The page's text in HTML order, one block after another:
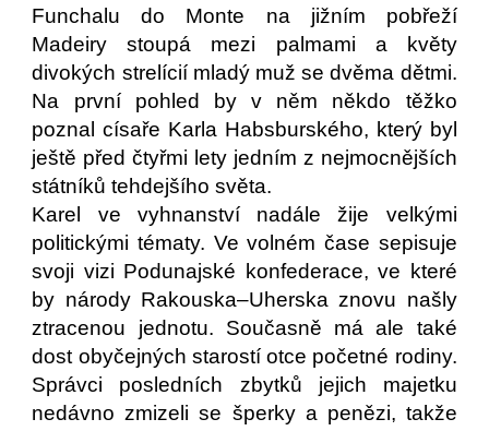
Funchalu do Monte na jižním pobřeží
Madeiry stoupá mezi palmami a květy
divokých strelícií mladý muž se dvěma dětmi.
Na první pohled by v něm někdo těžko
poznal císaře Karla Habsburského, který byl
ještě před čtyřmi lety jedním z nejmocnějších
státníků tehdejšího světa.
Karel ve vyhnanství nadále žije velkými
politickými tématy. Ve volném čase sepisuje
svoji vizi Podunajské konfederace, ve které
by národy Rakouska–Uherska znovu našly
ztracenou jednotu. Současně má ale také
dost obyčejných starostí otce početné rodiny.
Správci posledních zbytků jejich majetku
nedávno zmizeli se šperky a penězi, takže